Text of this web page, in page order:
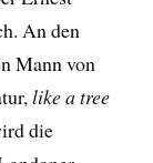
An den
Mann von
like a tree
die